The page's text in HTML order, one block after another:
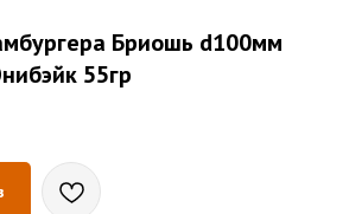
Бриошь d100мм
55гр